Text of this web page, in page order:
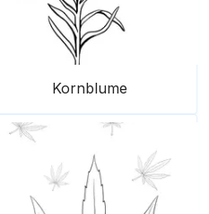
Kornblume